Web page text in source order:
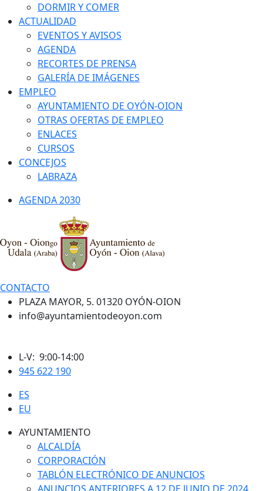
DORMIR Y COMER
ACTUALIDAD
EVENTOS Y AVISOS
AGENDA
RECORTES DE PRENSA
GALERÍA DE IMÁGENES
EMPLEO
AYUNTAMIENTO DE OYÓN-OION
OTRAS OFERTAS DE EMPLEO
ENLACES
CURSOS
CONCEJOS
LABRAZA
AGENDA 2030
CONTACTO
PLAZA MAYOR, 5. 01320 OYÓN-OION
info@ayuntamientodeoyon.com
L-V: 9:00-14:00
945 622 190
ES
EU
AYUNTAMIENTO
ALCALDÍA
CORPORACIÓN
TABLÓN ELECTRÓNICO DE ANUNCIOS